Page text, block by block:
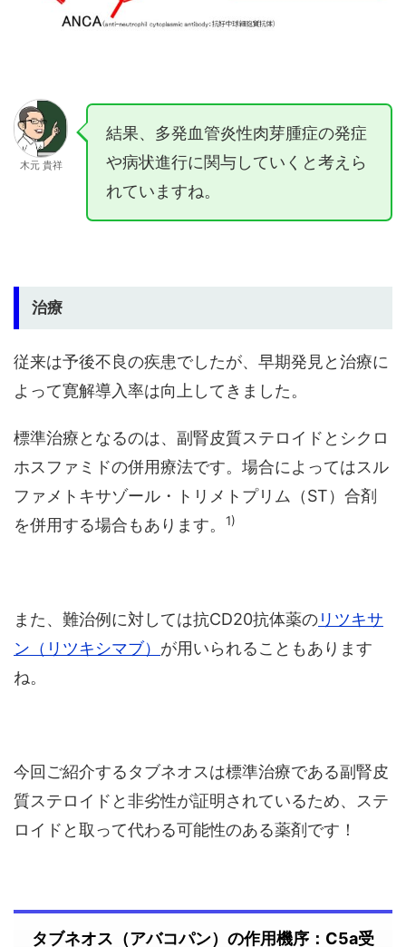
木元 貴祥
結果、多発血管炎性肉芽腫症の発症
や病状進行に関与していくと考えら
れていますね。
治療
従来は予後不良の疾患でしたが、早期発見と治療に
よって寛解導入率は向上してきました。
標準治療となるのは、副腎皮質ステロイドとシクロ
ホスファミドの併用療法です。場合によってはスル
ファメトキサゾール・トリメトプリム（ST）合剤
を併用する場合もあります。
1)
また、難治例に対しては抗CD20抗体薬のリツキサ
ン（リツキシマブ） が用いられることもあります
ね。
今回ご紹介するタブネオスは標準治療である副腎皮
質ステロイドと非劣性が証明されているため、ステ
ロイドと取って代わる可能性のある薬剤です！
タブネオス（アバコパン）の作用機序：C5a受